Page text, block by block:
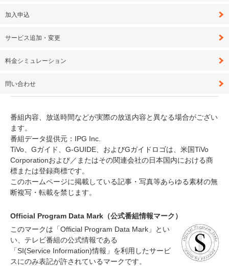
加入申込
サービス追加・変更
料金シミュレーション
問い合わせ
番組内容、放送時間などが実際の放送内容と異なる場合がござい
ます。
番組データ提供元：IPG Inc.
TiVo、Gガイド、G-GUIDE、およびGガイドロゴは、米国TiVo
Corporationおよび／またはその関連会社の日本国内における商
標または登録商標です。
このホームページに掲載している記事・写真等あらゆる素材の無
断複写・転載を禁じます。
Official Program Data Mark（公式番組情報マーク）
このマークは「Official Program Data Mark」とい
い、テレビ番組の公式情報である
「SI(Service Information)情報」を利用したサービ
スにのみ表記が許されているマークです。